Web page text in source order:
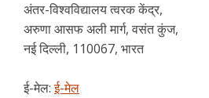
अंतर-विश्वविद्यालय त्वरक केंद्र,
अरुणा आसफ अली मार्ग, वसंत कुंज,
नई दिल्ली, 110067, भारत
ई-मेल:ई-मेल